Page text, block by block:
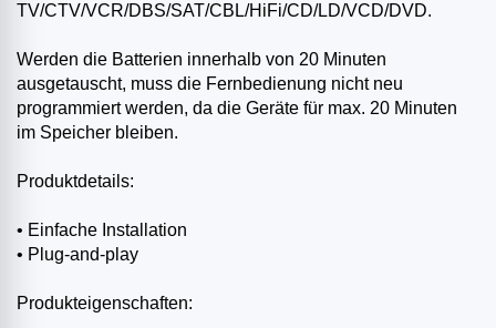
TV/CTV/VCR/DBS/SAT/CBL/HiFi/CD/LD/VCD/DVD.
Werden die Batterien innerhalb von 20 Minuten
ausgetauscht, muss die Fernbedienung nicht neu
programmiert werden, da die Geräte für max. 20 Minuten
im Speicher bleiben.
Produktdetails:
• Einfache Installation
• Plug-and-play
Produkteigenschaften: